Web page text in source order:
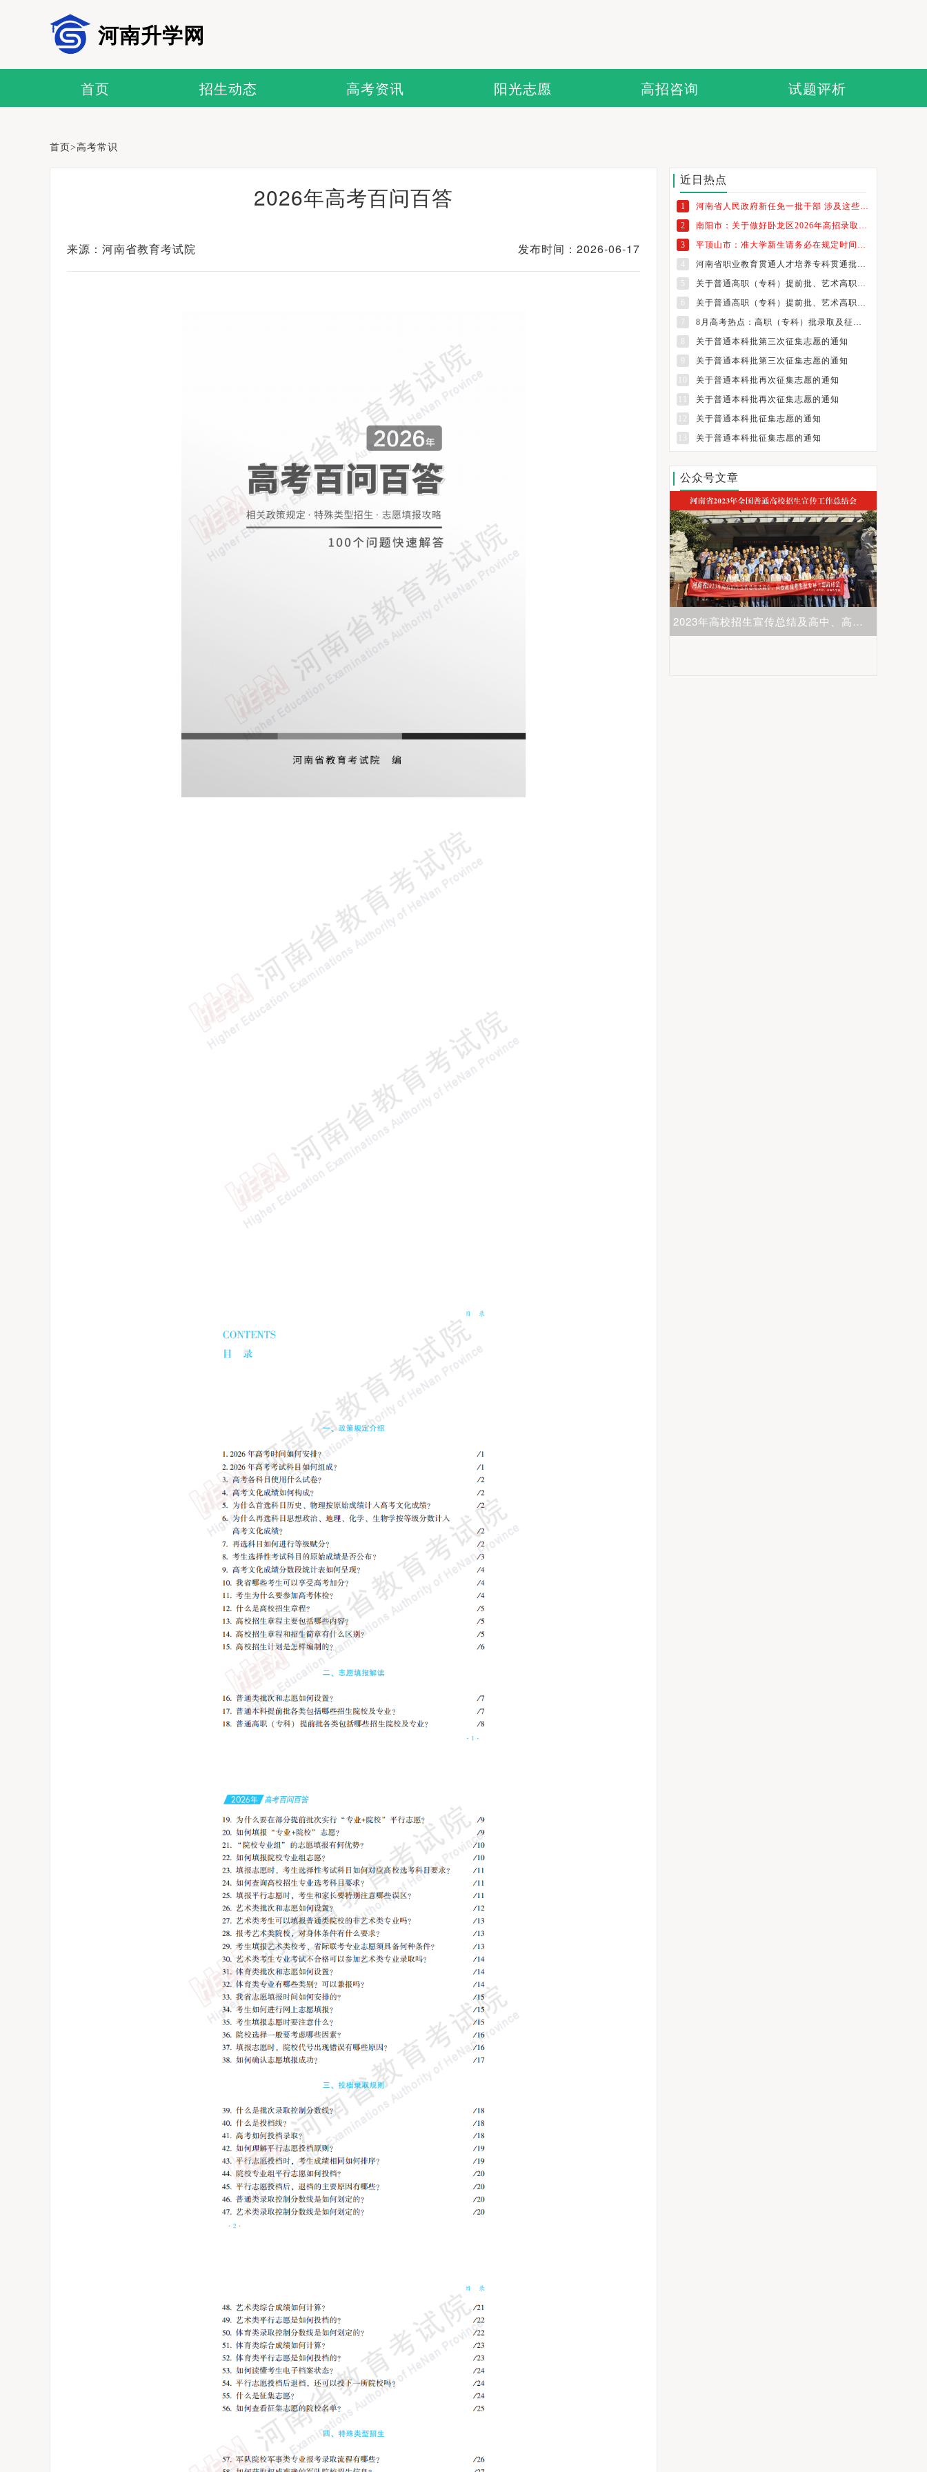
河南升学网
首页 招生动态 高考资讯 阳光志愿 高招咨询 试题评析
首页>高考常识
2026年高考百问百答
来源：河南省教育考试院 发布时间：2026-06-17
近日热点
1
2
3
4
5
6
7
8
关于普通本科批第三次征集志愿的通知
9
关于普通本科批第三次征集志愿的通知
10
关于普通本科批再次征集志愿的通知
关于普通本科批再次征集志愿的通知
12
关于普通本科批征集志愿的通知
13
关于普通本科批征集志愿的通知
公众号文章
2023年高校招生宣传总结及高中、高校新高考生涯发展主题研讨会圆满举行